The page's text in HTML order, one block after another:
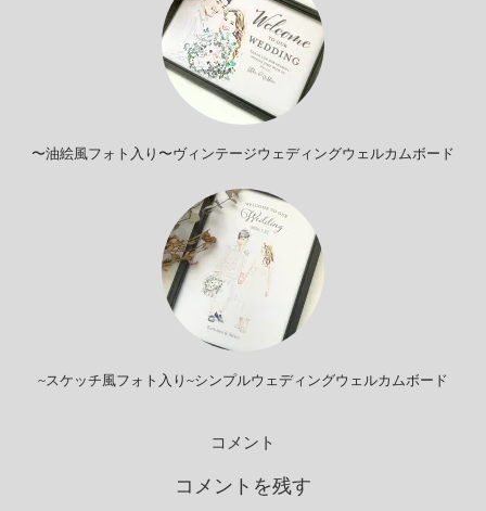
〜油絵風フォト入り〜ヴィンテージウェディングウェルカムボード
~スケッチ風フォト入り~シンプルウェディングウェルカムボード
コメント
コメントを残す